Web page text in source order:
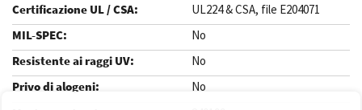
UL224 & CSA, file E204071
No
No
No